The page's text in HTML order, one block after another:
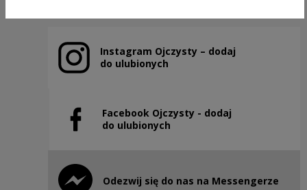
Instagram Ojczysty – dodaj
do ulubionych
Note, the link will open in a new window
Facebook Ojczysty - dodaj
do ulubionych
Note, the link will open in a new window
Odezwij się do nas na Messengerze
Note, the link will open in a new window